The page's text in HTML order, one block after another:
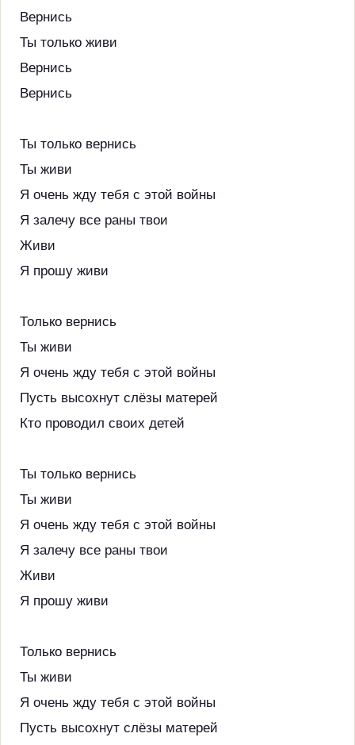
Вернись
Ты только живи
Вернись
Вернись
Ты только вернись
Ты живи
Я очень жду тебя с этой войны
Я залечу все раны твои
Живи
Я прошу живи
Только вернись
Ты живи
Я очень жду тебя с этой войны
Пусть высохнут слёзы матерей
Кто проводил своих детей
Ты только вернись
Ты живи
Я очень жду тебя с этой войны
Я залечу все раны твои
Живи
Я прошу живи
Только вернись
Ты живи
Я очень жду тебя с этой войны
Пусть высохнут слёзы матерей